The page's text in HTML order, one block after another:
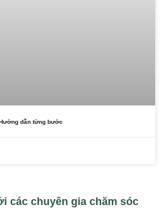
dẫn từng bước
các chuyên gia chăm sóc